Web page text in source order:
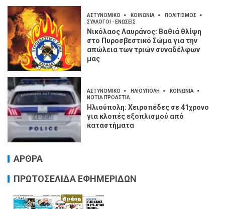
ΑΣΤΥΝΟΜΙΚΟ ΚΟΙΝΩΝΙΑ
ΠΟΛΙΤΙΣΜΟΣ
ΣΥΛΛΟΓΟΙ - ΕΝΩΣΕΙΣ
Νικόλαος Λαυράνος: Βαθιά θλίψη
στο Πυροσβεστικό Σώμα για την
απώλεια των τριών συναδέλφων
μας
ΑΣΤΥΝΟΜΙΚΟ ΗΛΙΟΥΠΟΛΗ
ΚΟΙΝΩΝΙΑ
ΝΟΤΙΑ ΠΡΟΑΣΤΙΑ
Ηλιούπολη: Χειροπέδες σε 41χρονο
για κλοπές εξοπλισμού από
καταστήματα
ΑΡΘΡΑ
ΠΡΩΤΟΣΕΛΙΔΑ ΕΦΗΜΕΡΙΔΩΝ